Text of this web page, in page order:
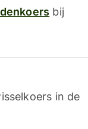
bij
in de